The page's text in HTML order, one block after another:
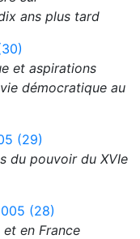
ans plus tard
et aspirations
démocratique au
(29)
du pouvoir du XVIe
(28)
en France